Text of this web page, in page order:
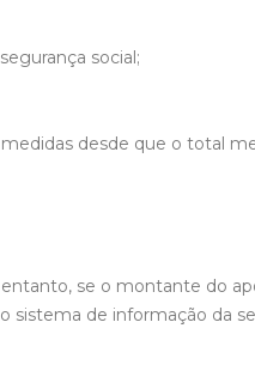
social;
desde que o total
se o montante do
sistema de informação da